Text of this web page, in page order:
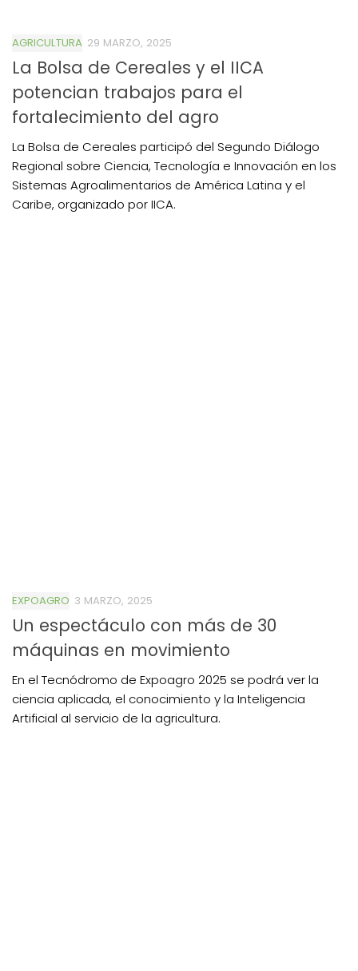
AGRICULTURA 29 MARZO, 2025
La Bolsa de Cereales y el IICA
potencian trabajos para el
fortalecimiento del agro
La Bolsa de Cereales participó del Segundo Diálogo
Regional sobre Ciencia, Tecnología e Innovación en los
Sistemas Agroalimentarios de América Latina y el
Caribe, organizado por IICA.
EXPOAGRO 3 MARZO, 2025
Un espectáculo con más de 30
máquinas en movimiento
En el Tecnódromo de Expoagro 2025 se podrá ver la
ciencia aplicada, el conocimiento y la Inteligencia
Artificial al servicio de la agricultura.